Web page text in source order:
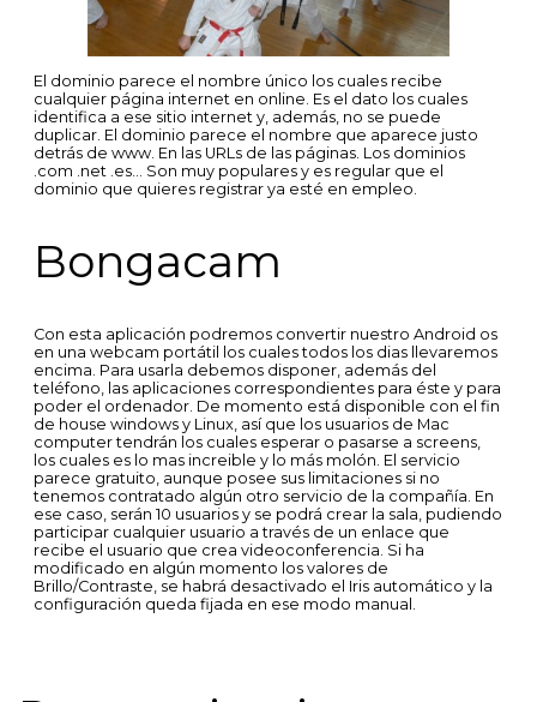
El dominio parece el nombre único los cuales recibe
cualquier página internet en online. Es el dato los cuales
identifica a ese sitio internet y, además, no se puede
duplicar. El dominio parece el nombre que aparece justo
detrás de www. En las URLs de las páginas. Los dominios
.com .net .es… Son muy populares y es regular que el
dominio que quieres registrar ya esté en empleo.
Bongacam
Con esta aplicación podremos convertir nuestro Android os
en una webcam portátil los cuales todos los dias llevaremos
encima. Para usarla debemos disponer, además del
teléfono, las aplicaciones correspondientes para éste y para
poder el ordenador. De momento está disponible con el fin
de house windows y Linux, así que los usuarios de Mac
computer tendrán los cuales esperar o pasarse a screens,
los cuales es lo mas increible y lo más molón. El servicio
parece gratuito, aunque posee sus limitaciones si no
tenemos contratado algún otro servicio de la compañía. En
ese caso, serán 10 usuarios y se podrá crear la sala, pudiendo
participar cualquier usuario a través de un enlace que
recibe el usuario que crea videoconferencia. Si ha
modificado en algún momento los valores de
Brillo/Contraste, se habrá desactivado el Iris automático y la
configuración queda fijada en ese modo manual.